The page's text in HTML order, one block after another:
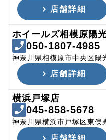
店舗詳細
ホイールズ相模原陽
050-1807-4985
神奈川県相模原市中央区陽
店舗詳細
横浜戸塚店
045-858-5678
神奈川県横浜市戸塚区東俣
店舗詳細